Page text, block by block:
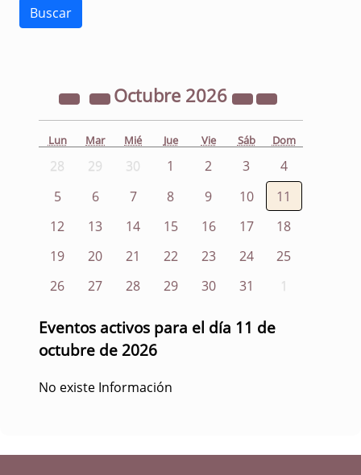
Octubre 2026
Lun Mar Mié Jue Vie Sáb Dom
28 29 30 1 2 3
4
5
6 7 8 9 10
11
12
13 14 15 16 17
18
19
20 21 22 23 24
25
26
27 28 29 30 31 1
Eventos activos para el día 11 de
octubre de 2026
No existe Información